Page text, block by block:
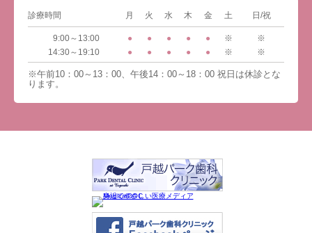
診療時間 月 火 水 木 金 土 日/祝
9:00～13:00 ● ● ● ● ● ※
※
14:30～19:10
● ● ● ● ● ※ ※
※午前10：00～13：00、午後14：00～18：00 祝日は休診とな
ります。